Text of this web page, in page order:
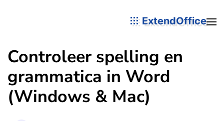
ExtendOffice
Controleer spelling en
grammatica in Word
(Windows & Mac)